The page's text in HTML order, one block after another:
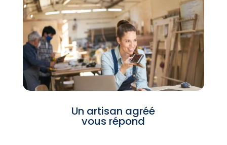
Un artisan agréé
vous répond